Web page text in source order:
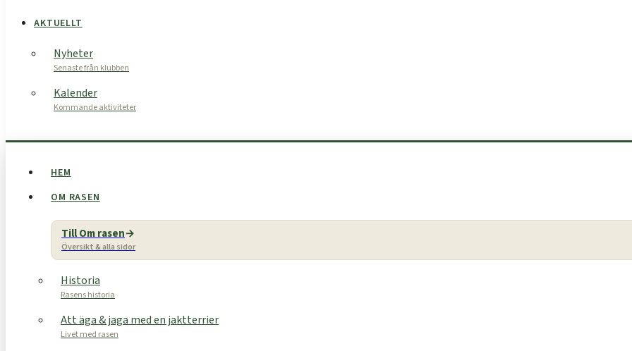
AKTUELLT
Nyheter
Senaste från klubben
Kalender
Kommande aktiviteter
HEM
OM RASEN
Till Om rasen
Översikt & alla sidor
Historia
Rasens historia
Att äga & jaga med en jaktterrier
Livet med rasen